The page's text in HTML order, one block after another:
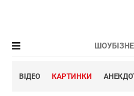
ВІДЕО КАРТИНКИ